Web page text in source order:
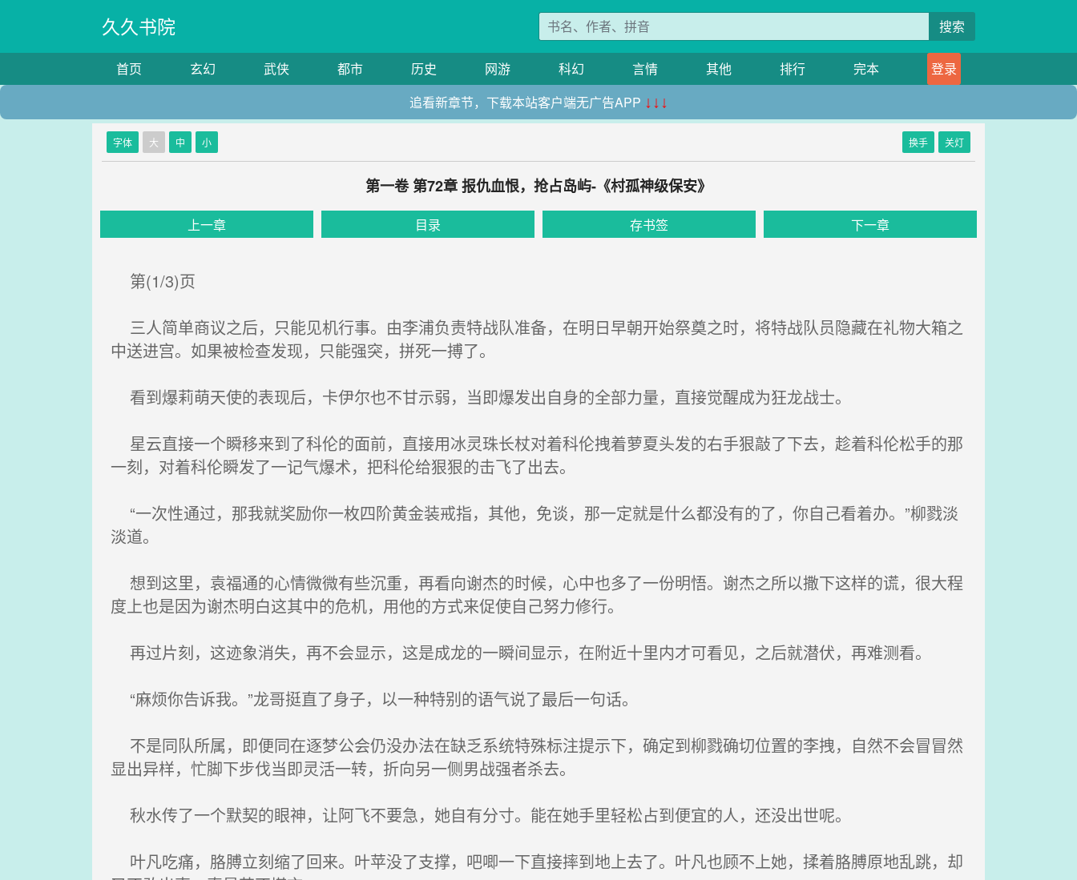
久久书院 搜索
首页 玄幻 武侠 都市 历史 网游 科幻 言情 其他 排行 完本
登录
追看新章节，下载本站客户端无广告APP ↓↓↓
字体 大 中 小 换手 关灯
第一卷 第72章 报仇血恨，抢占岛屿-《村孤神级保安》
上一章 目录 存书签 下一章
第(1/3)页
三人简单商议之后，只能见机行事。由李浦负责特战队准备，在明日早朝开始祭奠之时，将特战队员隐藏在礼物大箱之
中送进宫。如果被检查发现，只能强突，拼死一搏了。
看到爆莉萌天使的表现后，卡伊尔也不甘示弱，当即爆发出自身的全部力量，直接觉醒成为狂龙战士。
星云直接一个瞬移来到了科伦的面前，直接用冰灵珠长杖对着科伦拽着萝夏头发的右手狠敲了下去，趁着科伦松手的那
一刻，对着科伦瞬发了一记气爆术，把科伦给狠狠的击飞了出去。
“一次性通过，那我就奖励你一枚四阶黄金装戒指，其他，免谈，那一定就是什么都没有的了，你自己看着办。”柳戮淡
淡道。
想到这里，袁福通的心情微微有些沉重，再看向谢杰的时候，心中也多了一份明悟。谢杰之所以撒下这样的谎，很大程
度上也是因为谢杰明白这其中的危机，用他的方式来促使自己努力修行。
再过片刻，这迹象消失，再不会显示，这是成龙的一瞬间显示，在附近十里内才可看见，之后就潜伏，再难测看。
“麻烦你告诉我。”龙哥挺直了身子，以一种特别的语气说了最后一句话。
不是同队所属，即便同在逐梦公会仍没办法在缺乏系统特殊标注提示下，确定到柳戮确切位置的李拽，自然不会冒冒然
显出异样，忙脚下步伐当即灵活一转，折向另一侧男战强者杀去。
秋水传了一个默契的眼神，让阿飞不要急，她自有分寸。能在她手里轻松占到便宜的人，还没出世呢。
叶凡吃痛，胳膊立刻缩了回来。叶苹没了支撑，吧唧一下直接摔到地上去了。叶凡也顾不上她，揉着胳膊原地乱跳，却